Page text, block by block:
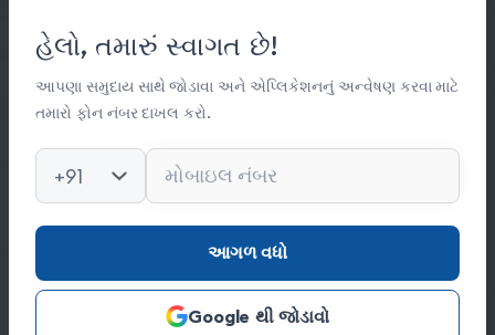
સંસ્થા વિષે
સંપર્ક
કિતાબ લાઈબ્રેરી
ફોટો ગેલેરી
સંપર્ક
0278 251 0056
hajinajitrust@gmail.com
હેલો, તમારું સ્વાગત છે!
આપણા સમુદાય સાથે જોડાવા અને એપ્લિકેશનનું અન્વેષણ કરવા માટે
તમારો ફોન નંબર દાખલ કરો.
+91
આગળ વધો
Google થી જોડાવો